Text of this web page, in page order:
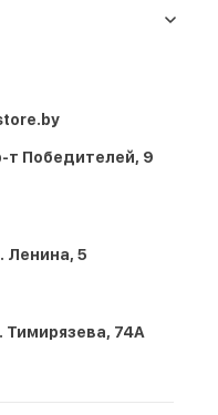
т Победителей, 9
Ленина, 5
Тимирязева, 74A